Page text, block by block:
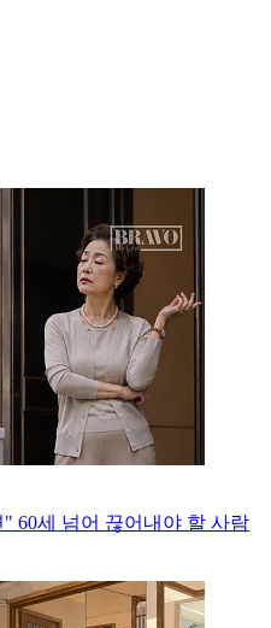
60세 넘어 끊어내야 할 사람